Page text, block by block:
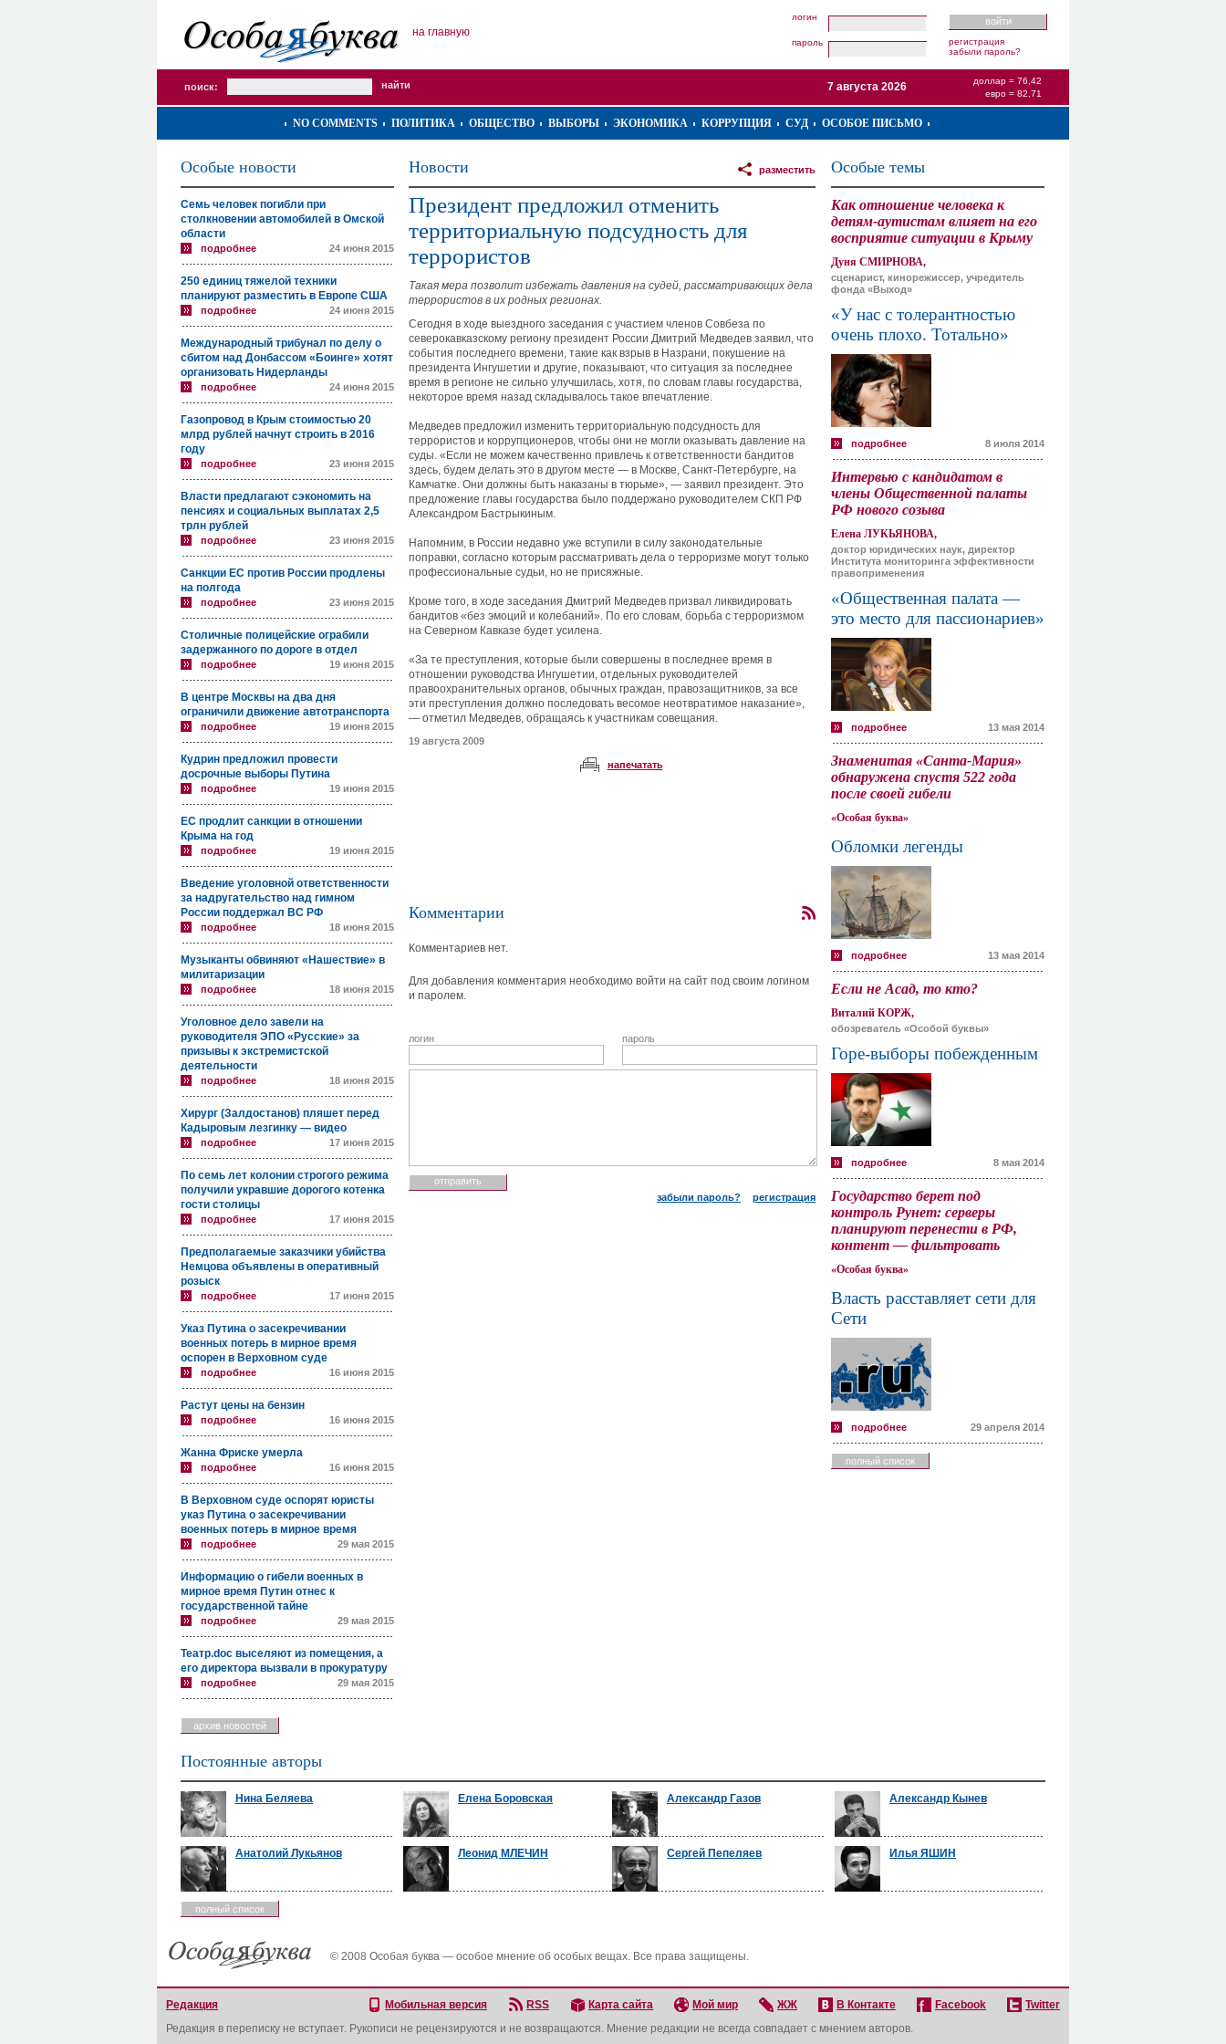
на главную
логин
пароль
регистрация
забыли пароль?
поиск:
доллар = 76,42
евро = 82,71
7 августа 2026
NO COMMENTS ПОЛИТИКА ОБЩЕСТВО ВЫБОРЫ ЭКОНОМИКА КОРРУПЦИЯ СУД ОСОБОЕ ПИСЬМО
Особые новости
Семь человек погибли при
столкновении автомобилей в Омской
области
подробнее 24 июня 2015
250 единиц тяжелой техники
планируют разместить в Европе США
подробнее 24 июня 2015
Международный трибунал по делу о
сбитом над Донбассом «Боинге» хотят
организовать Нидерланды
подробнее 24 июня 2015
Газопровод в Крым стоимостью 20
млрд рублей начнут строить в 2016
году
подробнее 23 июня 2015
Власти предлагают сэкономить на
пенсиях и социальных выплатах 2,5
трлн рублей
подробнее 23 июня 2015
Санкции ЕС против России продлены
на полгода
подробнее 23 июня 2015
Столичные полицейские ограбили
задержанного по дороге в отдел
подробнее 19 июня 2015
В центре Москвы на два дня
ограничили движение автотранспорта
подробнее 19 июня 2015
Кудрин предложил провести
досрочные выборы Путина
подробнее 19 июня 2015
ЕС продлит санкции в отношении
Крыма на год
подробнее 19 июня 2015
Введение уголовной ответственности
за надругательство над гимном
России поддержал ВС РФ
подробнее 18 июня 2015
Музыканты обвиняют «Нашествие» в
милитаризации
подробнее 18 июня 2015
Уголовное дело завели на
руководителя ЭПО «Русские» за
призывы к экстремистской
деятельности
подробнее 18 июня 2015
Хирург (Залдостанов) пляшет перед
Кадыровым лезгинку — видео
подробнее 17 июня 2015
По семь лет колонии строгого режима
получили укравшие дорогого котенка
гости столицы
подробнее 17 июня 2015
Предполагаемые заказчики убийства
Немцова объявлены в оперативный
розыск
подробнее 17 июня 2015
Указ Путина о засекречивании
военных потерь в мирное время
оспорен в Верховном суде
подробнее 16 июня 2015
Растут цены на бензин
подробнее 16 июня 2015
Жанна Фриске умерла
подробнее 16 июня 2015
В Верховном суде оспорят юристы
указ Путина о засекречивании
военных потерь в мирное время
подробнее 29 мая 2015
Информацию о гибели военных в
мирное время Путин отнес к
государственной тайне
подробнее 29 мая 2015
Театр.doc выселяют из помещения, а
его директора вызвали в прокуратуру
подробнее 29 мая 2015
архив новостей
Новости разместить
Президент предложил отменить
территориальную подсудность для
террористов
Такая мера позволит избежать давления на судей, рассматривающих дела
террористов в их родных регионах.
Сегодня в ходе выездного заседания с участием членов Совбеза по
северокавказскому региону президент России Дмитрий Медведев заявил, что
события последнего времени, такие как взрыв в Назрани, покушение на
президента Ингушетии и другие, показывают, что ситуация за последнее
время в регионе не сильно улучшилась, хотя, по словам главы государства,
некоторое время назад складывалось такое впечатление.
Медведев предложил изменить территориальную подсудность для
террористов и коррупционеров, чтобы они не могли оказывать давление на
суды. «Если не можем качественно привлечь к ответственности бандитов
здесь, будем делать это в другом месте — в Москве, Санкт-Петербурге, на
Камчатке. Они должны быть наказаны в тюрьме», — заявил президент. Это
предложение главы государства было поддержано руководителем СКП РФ
Александром Бастрыкиным.
Напомним, в России недавно уже вступили в силу законодательные
поправки, согласно которым рассматривать дела о терроризме могут только
профессиональные судьи, но не присяжные.
Кроме того, в ходе заседания Дмитрий Медведев призвал ликвидировать
бандитов «без эмоций и колебаний». По его словам, борьба с терроризмом
на Северном Кавказе будет усилена.
«За те преступления, которые были совершены в последнее время в
отношении руководства Ингушетии, отдельных руководителей
правоохранительных органов, обычных граждан, правозащитников, за все
эти преступления должно последовать весомое неотвратимое наказание»,
— отметил Медведев, обращаясь к участникам совещания.
19 августа 2009
напечатать
Комментарии
Комментариев нет.
Для добавления комментария необходимо войти на сайт под своим логином
и паролем.
логин пароль
забыли пароль? регистрация
Особые темы
Как отношение человека к
детям-аутистам влияет на его
восприятие ситуации в Крыму
Дуня СМИРНОВА,
сценарист, кинорежиссер, учредитель
фонда «Выход»
«У нас с толерантностью
очень плохо. Тотально»
подробнее 8 июля 2014
Интервью с кандидатом в
члены Общественной палаты
РФ нового созыва
Елена ЛУКЬЯНОВА,
доктор юридических наук, директор
Института мониторинга эффективности
правоприменения
«Общественная палата —
это место для пассионариев»
подробнее 13 мая 2014
Знаменитая «Санта-Мария»
обнаружена спустя 522 года
после своей гибели
«Особая буква»
Обломки легенды
подробнее 13 мая 2014
Если не Асад, то кто?
Виталий КОРЖ,
обозреватель «Особой буквы»
Горе-выборы побежденным
подробнее 8 мая 2014
Государство берет под
контроль Рунет: серверы
планируют перенести в РФ,
контент — фильтровать
«Особая буква»
Власть расставляет сети для
Сети
подробнее 29 апреля 2014
полный список
Постоянные авторы
Нина Беляева Елена Боровская Александр Газов Александр Кынев
Анатолий Лукьянов Леонид МЛЕЧИН Сергей Пепеляев Илья ЯШИН
полный список
© 2008 Особая буква — особое мнение об особых вещах. Все права защищены.
Редакция Мобильная версия RSS Карта сайта Мой мир ЖЖ В Контакте Facebook
Twitter
Редакция в переписку не вступает. Рукописи не рецензируются и не возвращаются. Мнение редакции не всегда совпадает с мнением авторов.